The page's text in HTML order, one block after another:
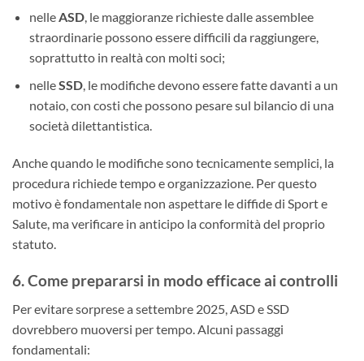
nelle ASD, le maggioranze richieste dalle assemblee
straordinarie possono essere difficili da raggiungere,
soprattutto in realtà con molti soci;
nelleSSD, le modifiche devono essere fatte davanti a un
notaio, con costi che possono pesare sul bilancio di una
società dilettantistica.
Anche quando le modifiche sono tecnicamente semplici, la
procedura richiede tempo e organizzazione. Per questo
motivo è fondamentale non aspettare le diffide di Sport e
Salute, ma verificare in anticipo la conformità del proprio
statuto.
6. Come prepararsi in modo efficace ai controlli
Per evitare sorprese a settembre 2025, ASD e SSD
dovrebbero muoversi per tempo. Alcuni passaggi
fondamentali: